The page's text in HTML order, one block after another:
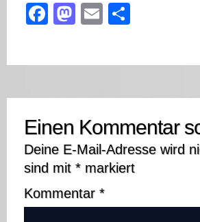
Facebook
Mastodon
Email
Einen Kommentar
Deine E-Mail-Adresse wird
sind mit * markiert
Kommentar *